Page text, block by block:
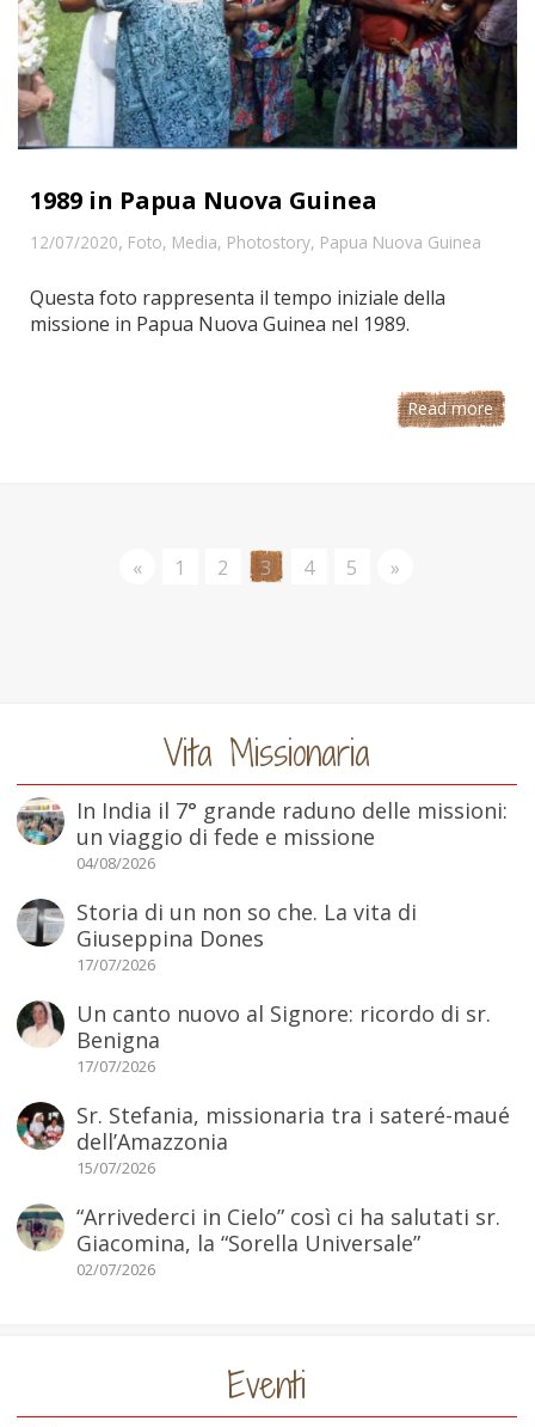
1989 in Papua Nuova Guinea
12/07/2020, Foto, Media, Photostory, Papua Nuova Guinea
Questa foto rappresenta il tempo iniziale della
missione in Papua Nuova Guinea nel 1989.
Read more
« 1 2 3 4 5 »
Vita Missionaria
In India il 7° grande raduno delle missioni:
un viaggio di fede e missione
04/08/2026
Storia di un non so che. La vita di
Giuseppina Dones
17/07/2026
Un canto nuovo al Signore: ricordo di sr.
Benigna
17/07/2026
Sr. Stefania, missionaria tra i sateré-maué
dell’Amazzonia
15/07/2026
“Arrivederci in Cielo” così ci ha salutati sr.
Giacomina, la “Sorella Universale”
02/07/2026
Eventi